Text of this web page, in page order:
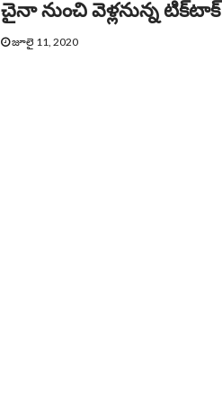
చైనా నుంచి వెళ్లనున్న టిక్‌టాక్‌
జూలై 11, 2020